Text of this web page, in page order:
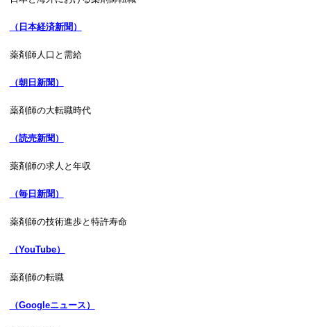
（日本経済新聞）
薬剤師人口と需給
（朝日新聞）
薬剤師の大転職時代
（読売新聞）
薬剤師の求人と年収
（毎日新聞）
薬剤師の技術進歩と特許寿命
（YouTube）
薬剤師の転職
（Googleニュース）